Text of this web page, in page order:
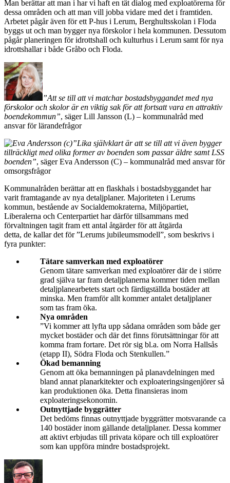
Man berättar att man i har vi haft en tät dialog med exploatörerna för
dessa områden och att man vill jobba vidare med det i framtiden.
Arbetet pågår även för ett P-hus i Lerum, Berghultsskolan i Floda
byggs ut och man bygger nya förskolor i hela kommunen. Dessutom
pågår planeringen för idrottshall och kulturhus i Lerum samt för nya
idrottshallar i både Gråbo och Floda.
”Att se till att vi matchar bostadsbyggandet med nya
förskolor och skolor är en viktig sak för att fortsatt vara en attraktiv
boendekommun”, säger Lill Jansson (L) – kommunalråd med
ansvar för lärandefrågor
”Lika självklart är att se till att vi även bygger
tillräckligt med olika former av boenden som passar äldre samt LSS
boenden”, säger Eva Andersson (C) – kommunalråd med ansvar för
omsorgsfrågor
Kommunalråden berättar att en flaskhals i bostadsbyggandet har
varit framtagande av nya detaljplaner. Majoriteten i Lerums
kommun, bestående av Socialdemokraterna, Miljöpartiet,
Liberalerna och Centerpartiet har därför tillsammans med
förvaltningen tagit fram ett antal åtgärder för att åtgärda
detta, de kallar det för ”Lerums jubileumsmodell”, som beskrivs i
fyra punkter:
Tätare samverkan med exploatörer
Genom tätare samverkan med exploatörer där de i större
grad själva tar fram detaljplanerna kommer tiden mellan
detaljplanearbetets start och färdigställda bostäder att
minska. Men framför allt kommer antalet detaljplaner
som tas fram öka.
Nya områden
”Vi kommer att lyfta upp sådana områden som både ger
mycket bostäder och där det finns förutsättningar för att
komma fram fortare. Det rör sig bl.a. om Norra Hallsås
(etapp II), Södra Floda och Stenkullen.”
Ökad bemanning
Genom att öka bemanningen på planavdelningen med
bland annat planarkitekter och exploateringsingenjörer så
kan produktionen öka. Detta finansieras inom
exploateringsekonomin.
Outnyttjade byggrätter
Det bedöms finnas outnyttjade byggrätter motsvarande ca
140 bostäder inom gällande detaljplaner. Dessa kommer
att aktivt erbjudas till privata köpare och till exploatörer
som kan uppföra mindre bostadsprojekt.